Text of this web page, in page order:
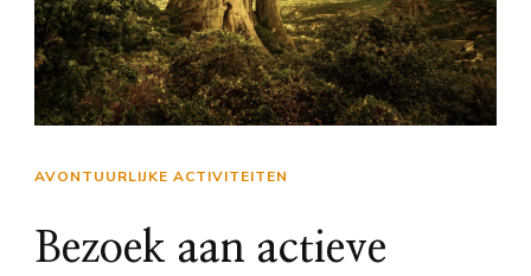
AVONTUURLIJKE ACTIVITEITEN
Bezoek aan actieve